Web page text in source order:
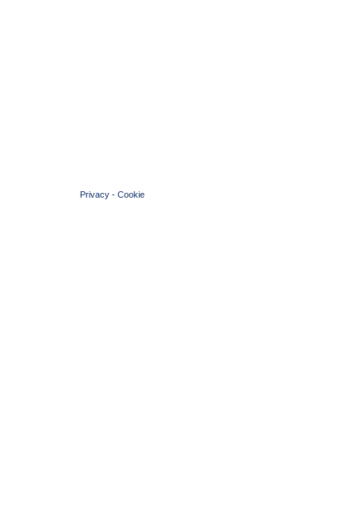
Privacy - Cookie